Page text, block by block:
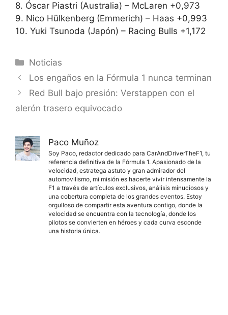
8. Óscar Piastri (Australia) – McLaren +0,973
9. Nico Hülkenberg (Emmerich) – Haas +0,993
10. Yuki Tsunoda (Japón) – Racing Bulls +1,172
Categorías
Noticias
Los engaños en la Fórmula 1 nunca terminan
Red Bull bajo presión: Verstappen con el
alerón trasero equivocado
Paco Muñoz
Soy Paco, redactor dedicado para CarAndDriverTheF1, tu
referencia definitiva de la Fórmula 1. Apasionado de la
velocidad, estratega astuto y gran admirador del
automovilismo, mi misión es hacerte vivir intensamente la
F1 a través de artículos exclusivos, análisis minuciosos y
una cobertura completa de los grandes eventos. Estoy
orgulloso de compartir esta aventura contigo, donde la
velocidad se encuentra con la tecnología, donde los
pilotos se convierten en héroes y cada curva esconde
una historia única.